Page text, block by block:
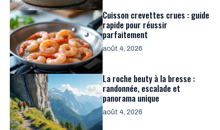
Cuisson crevettes crues : guide
rapide pour réussir
parfaitement
août 4, 2026
La roche beuty à la bresse :
randonnée, escalade et
panorama unique
août 4, 2026